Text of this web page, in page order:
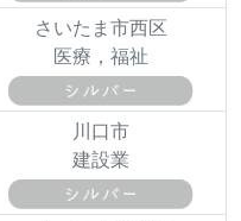
さいたま市西区
医療，福祉
川口市
建設業